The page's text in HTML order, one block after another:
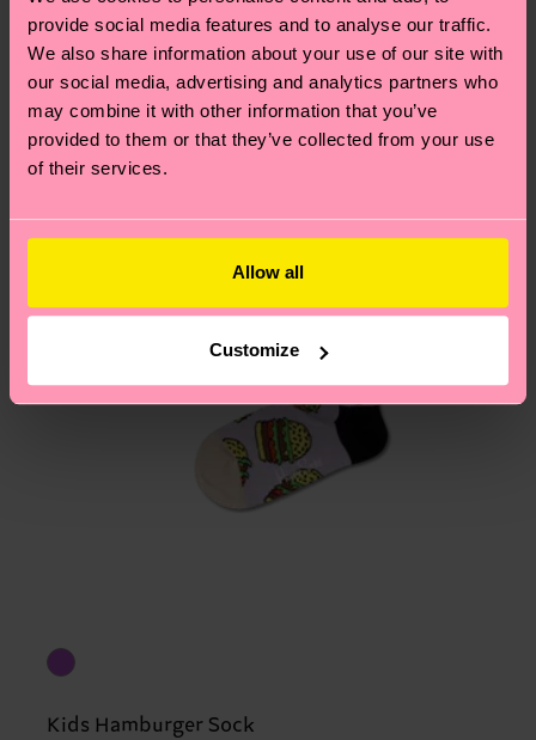
provide social media features and to analyse our traffic.
We also share information about your use of our site with
our social media, advertising and analytics partners who
may combine it with other information that you’ve
provided to them or that they’ve collected from your use
of their services.
Allow all
Customize
postal local.
¿Tienes dudas sobre las devoluciones? Visita
nuestra página de
Devoluciones
para ver las
respuestas a las preguntas más frecuentes.
Creemos que te va a encantar Diseños parecidos
Kids Hamburger Sock